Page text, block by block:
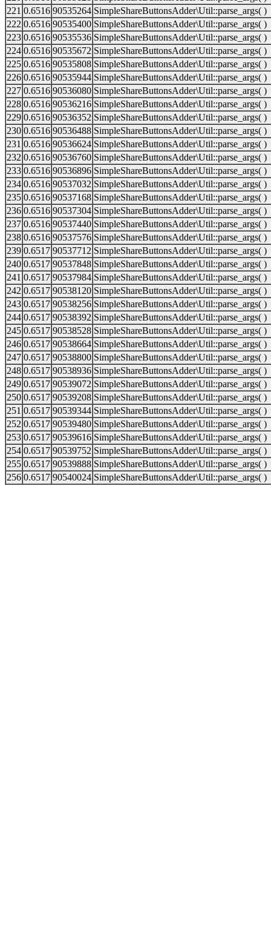
221 0.6516 90535264 SimpleShareButtonsAdder\Util::parse_args( )
222 0.6516 90535400 SimpleShareButtonsAdder\Util::parse_args( )
223 0.6516 90535536 SimpleShareButtonsAdder\Util::parse_args( )
224 0.6516 90535672 SimpleShareButtonsAdder\Util::parse_args( )
225 0.6516 90535808 SimpleShareButtonsAdder\Util::parse_args( )
226 0.6516 90535944 SimpleShareButtonsAdder\Util::parse_args( )
227 0.6516 90536080 SimpleShareButtonsAdder\Util::parse_args( )
228 0.6516 90536216 SimpleShareButtonsAdder\Util::parse_args( )
229 0.6516 90536352 SimpleShareButtonsAdder\Util::parse_args( )
230 0.6516 90536488 SimpleShareButtonsAdder\Util::parse_args( )
231 0.6516 90536624 SimpleShareButtonsAdder\Util::parse_args( )
232 0.6516 90536760 SimpleShareButtonsAdder\Util::parse_args( )
233 0.6516 90536896 SimpleShareButtonsAdder\Util::parse_args( )
234 0.6516 90537032 SimpleShareButtonsAdder\Util::parse_args( )
235 0.6516 90537168 SimpleShareButtonsAdder\Util::parse_args( )
236 0.6516 90537304 SimpleShareButtonsAdder\Util::parse_args( )
237 0.6516 90537440 SimpleShareButtonsAdder\Util::parse_args( )
238 0.6516 90537576 SimpleShareButtonsAdder\Util::parse_args( )
239 0.6517 90537712 SimpleShareButtonsAdder\Util::parse_args( )
240 0.6517 90537848 SimpleShareButtonsAdder\Util::parse_args( )
241 0.6517 90537984 SimpleShareButtonsAdder\Util::parse_args( )
242 0.6517 90538120 SimpleShareButtonsAdder\Util::parse_args( )
243 0.6517 90538256 SimpleShareButtonsAdder\Util::parse_args( )
244 0.6517 90538392 SimpleShareButtonsAdder\Util::parse_args( )
245 0.6517 90538528 SimpleShareButtonsAdder\Util::parse_args( )
246 0.6517 90538664 SimpleShareButtonsAdder\Util::parse_args( )
247 0.6517 90538800 SimpleShareButtonsAdder\Util::parse_args( )
248 0.6517 90538936 SimpleShareButtonsAdder\Util::parse_args( )
249 0.6517 90539072 SimpleShareButtonsAdder\Util::parse_args( )
250 0.6517 90539208 SimpleShareButtonsAdder\Util::parse_args( )
251 0.6517 90539344 SimpleShareButtonsAdder\Util::parse_args( )
252 0.6517 90539480 SimpleShareButtonsAdder\Util::parse_args( )
253 0.6517 90539616 SimpleShareButtonsAdder\Util::parse_args( )
254 0.6517 90539752 SimpleShareButtonsAdder\Util::parse_args( )
255 0.6517 90539888 SimpleShareButtonsAdder\Util::parse_args( )
256 0.6517 90540024 SimpleShareButtonsAdder\Util::parse_args( )